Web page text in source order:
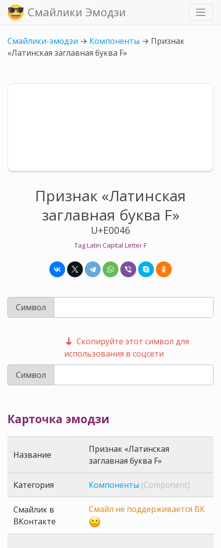
Смайлики Эмодзи
Смайлики-эмодзи → Компоненты → Признак
«Латинская заглавная буква F»
Признак «Латинская
заглавная буква F»
U+E0046
Tag Latin Capital Letter F
Символ
Скопируйте этот символ для
использования в соцсети
Символ
Карточка эмодзи 󠁆
Название
Признак «Латинская
заглавная буква F»
Категория Компоненты (Component)
Смайлик в
ВКонтакте
Смайл не поддерживается ВК